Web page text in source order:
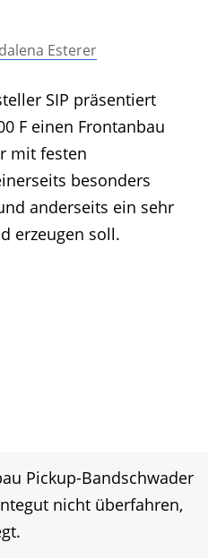
Archiv
Marke
Esterer
SIP präsentiert
F einen Frontanbau
mit festen
besonders
anderseits ein sehr
erzeugen soll.
Pickup-Bandschwader
nicht überfahren,